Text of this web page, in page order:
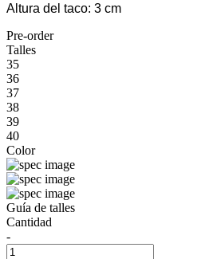
Altura del taco: 3 cm
Pre-order
Talles
35
36
37
38
39
40
Color
Guía de talles
Cantidad
-